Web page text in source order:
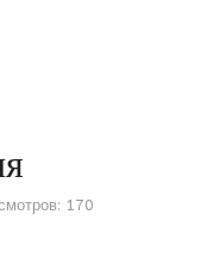
170